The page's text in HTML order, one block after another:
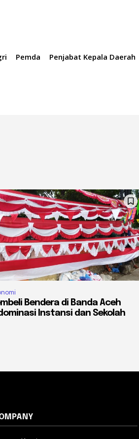
Pemda Penjabat Kepala Daerah
Bendera di Banda Aceh
Instansi dan Sekolah